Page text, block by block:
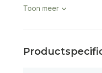
Toon meer